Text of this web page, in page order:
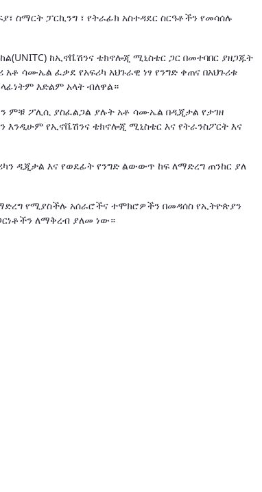
ስማርት ፓርኪንግ ፣ የትራፊክ አስተዳደር ስርዓቶችን የመሳሰሉ
ከኢኖቬሽንና ቴክኖሎጂ ሚኒስቴር ጋር በመተባበር ያዘጋጁት
ሳሙኤል ፈቃደ የአፍሪካ አህጉራዊ ነፃ የንግድ ቀጠና በአህጉሪቱ
እድልም አላት ብለዋል።
ምቹ ፖሊሲ ያስፈልጋል ያሉት አቶ ሳሙኤል በዲጂታል የታገዘ
እንዲሁም የኢኖቬሽንና ቴክኖሎጂ ሚኒስቴር እና የትራንስፖርት እና
ዲጂታል እና የወደፊት የንግድ ልውውጥ ከፍ ለማድረግ ጠንከር ያለ
የሚያስችሉ አሰራሮችና ተሞክሮዎችን በመዳሰስ የኢትዮጵያን
ለማቅረብ ያለመ ነው።